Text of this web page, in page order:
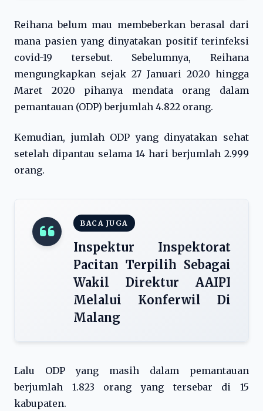
Reihana belum mau membeberkan berasal dari
mana pasien yang dinyatakan positif terinfeksi
covid-19 tersebut. Sebelumnya, Reihana
mengungkapkan sejak 27 Januari 2020 hingga
Maret 2020 pihanya mendata orang dalam
pemantauan (ODP) berjumlah 4.822 orang.
Kemudian, jumlah ODP yang dinyatakan sehat
setelah dipantau selama 14 hari berjumlah 2.999
orang.
BACA JUGA
Inspektur Inspektorat
Pacitan Terpilih Sebagai
Wakil Direktur AAIPI
Melalui Konferwil Di
Malang
Lalu ODP yang masih dalam pemantauan
berjumlah 1.823 orang yang tersebar di 15
kabupaten.